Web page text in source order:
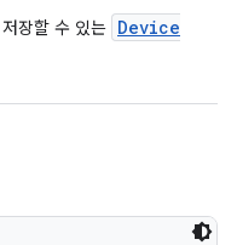
장할 수 있는 Device